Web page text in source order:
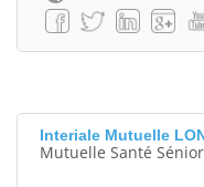
Interiale Mutuelle
Mutuelle Santé Sénior